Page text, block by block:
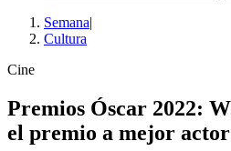
Semana|
Cultura
Cine
Premios Óscar 2022:
el premio a mejor actor